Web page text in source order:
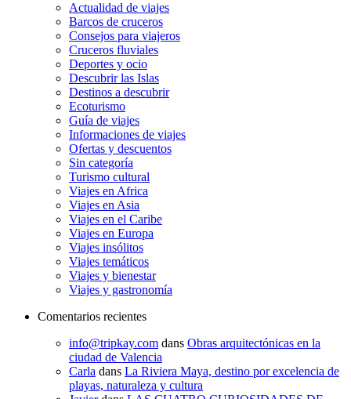
Actualidad de viajes
Barcos de cruceros
Consejos para viajeros
Cruceros fluviales
Deportes y ocio
Descubrir las Islas
Destinos a descubrir
Ecoturismo
Guía de viajes
Informaciones de viajes
Ofertas y descuentos
Sin categoría
Turismo cultural
Viajes en Africa
Viajes en Asia
Viajes en el Caribe
Viajes en Europa
Viajes insólitos
Viajes temáticos
Viajes y bienestar
Viajes y gastronomía
Comentarios recientes
info@tripkay.com dans Obras arquitectónicas en la
ciudad de Valencia
Carla dans La Riviera Maya, destino por excelencia de
playas, naturaleza y cultura